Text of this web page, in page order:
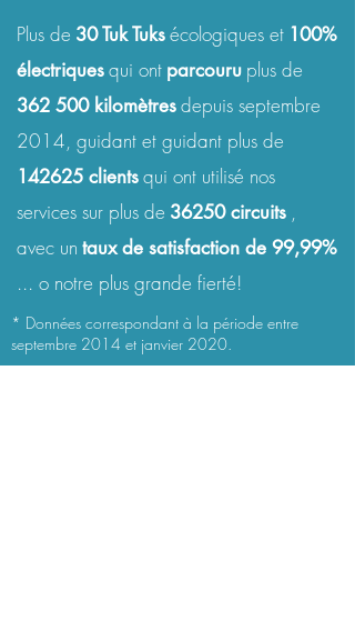
Plus de 30Tuk Tuksécologiques et 100%
électriquesqui ont parcouru plus de
362 500 kilomètresdepuis septembre
2014, guidant et guidant plus de
142625 clientsqui ont utilisé nos
services sur plus de 36250 circuits ,
avec un taux de satisfaction de 99,99%
... o notre plus grande fierté!
* Données correspondant à la période entre
septembre 2014 et janvier 2020.